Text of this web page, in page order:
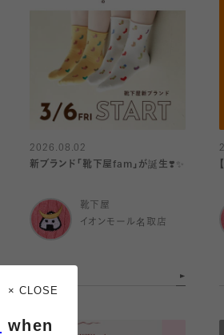
2026.08.02
新ブランド「靴下屋fam」が誕生❣️✨
靴下屋
イオンモール名取店
× CLOSE
when